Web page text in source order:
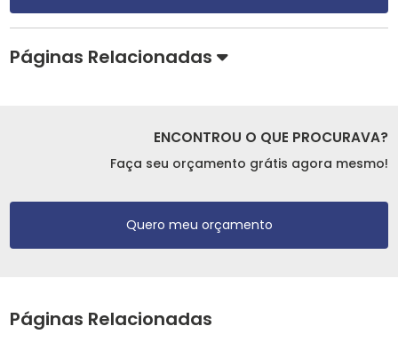
Páginas Relacionadas
ENCONTROU O QUE PROCURAVA?
Faça seu orçamento grátis agora mesmo!
Quero meu orçamento
Páginas Relacionadas